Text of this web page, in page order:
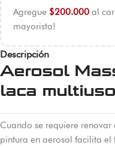
Agregue $200.000 al
mayorista!
Descripción
Aerosol
laca multiuso
Cuando se requiere
pintura en aerosol facilita